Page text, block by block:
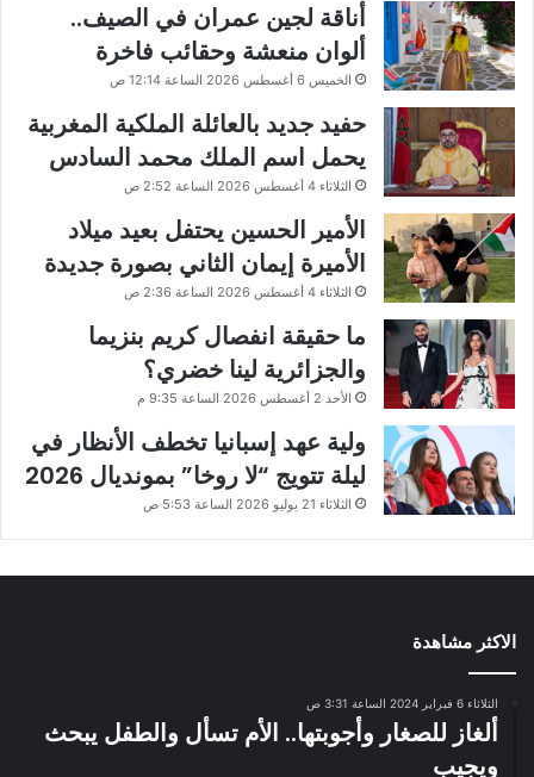
أناقة لجين عمران في الصيف..
ألوان منعشة وحقائب فاخرة
الخميس 6 أغسطس 2026 الساعة 12:14 ص
حفيد جديد بالعائلة الملكية المغربية
يحمل اسم الملك محمد السادس
الثلاثاء 4 أغسطس 2026 الساعة 2:52 ص
الأمير الحسين يحتفل بعيد ميلاد
الأميرة إيمان الثاني بصورة جديدة
الثلاثاء 4 أغسطس 2026 الساعة 2:36 ص
ما حقيقة انفصال كريم بنزيما
والجزائرية لينا خضري؟
الأحد 2 أغسطس 2026 الساعة 9:35 م
ولية عهد إسبانيا تخطف الأنظار في
ليلة تتويج “لا روخا” بمونديال 2026
الثلاثاء 21 يوليو 2026 الساعة 5:53 ص
الاكثر مشاهدة
الثلاثاء 6 فبراير 2024 الساعة 3:31 ص
ألغاز للصغار وأجوبتها.. الأم تسأل والطفل يبحث
ويجيب